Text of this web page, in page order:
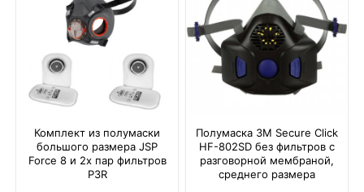
Комплект из полумаски
большого размера JSP
Force 8 и 2х пар фильтров
P3R
Полумаска 3M Secure Click
HF-802SD без фильтров с
разговорной мембраной,
среднего размера